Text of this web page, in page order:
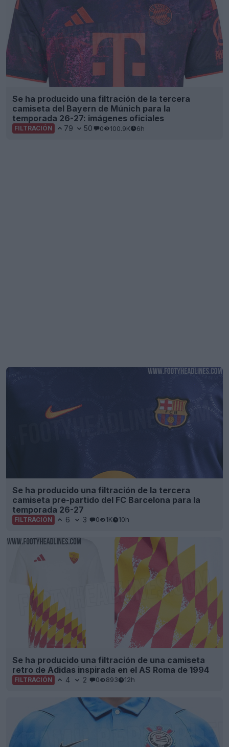
Se ha producido una filtración de la tercera
camiseta del Bayern de Múnich para la
temporada 26-27: imágenes oficiales
FILTRACIÓN 79 50 0 100.9K 6h
Se ha producido una filtración de la tercera
camiseta pre-partido del FC Barcelona para la
temporada 26-27
FILTRACIÓN 6 3 0 1K 10h
Se ha producido una filtración de una camiseta
retro de Adidas inspirada en el AS Roma de 1994
FILTRACIÓN 4 2 0 893 12h